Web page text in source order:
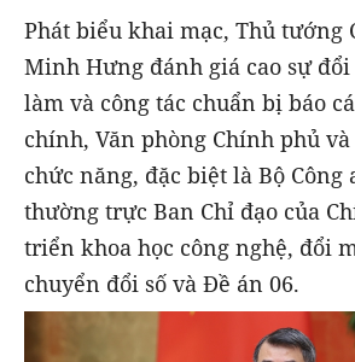
Phát biểu khai mạc, Thủ tướng
Minh Hưng đánh giá cao sự
làm và công tác chuẩn bị báo
chính, Văn phòng Chính phủ
chức năng, đặc biệt là Bộ Công
thường trực Ban Chỉ đạo của
triển khoa học công nghệ, đổi
chuyển đổi số và Đề án 06.